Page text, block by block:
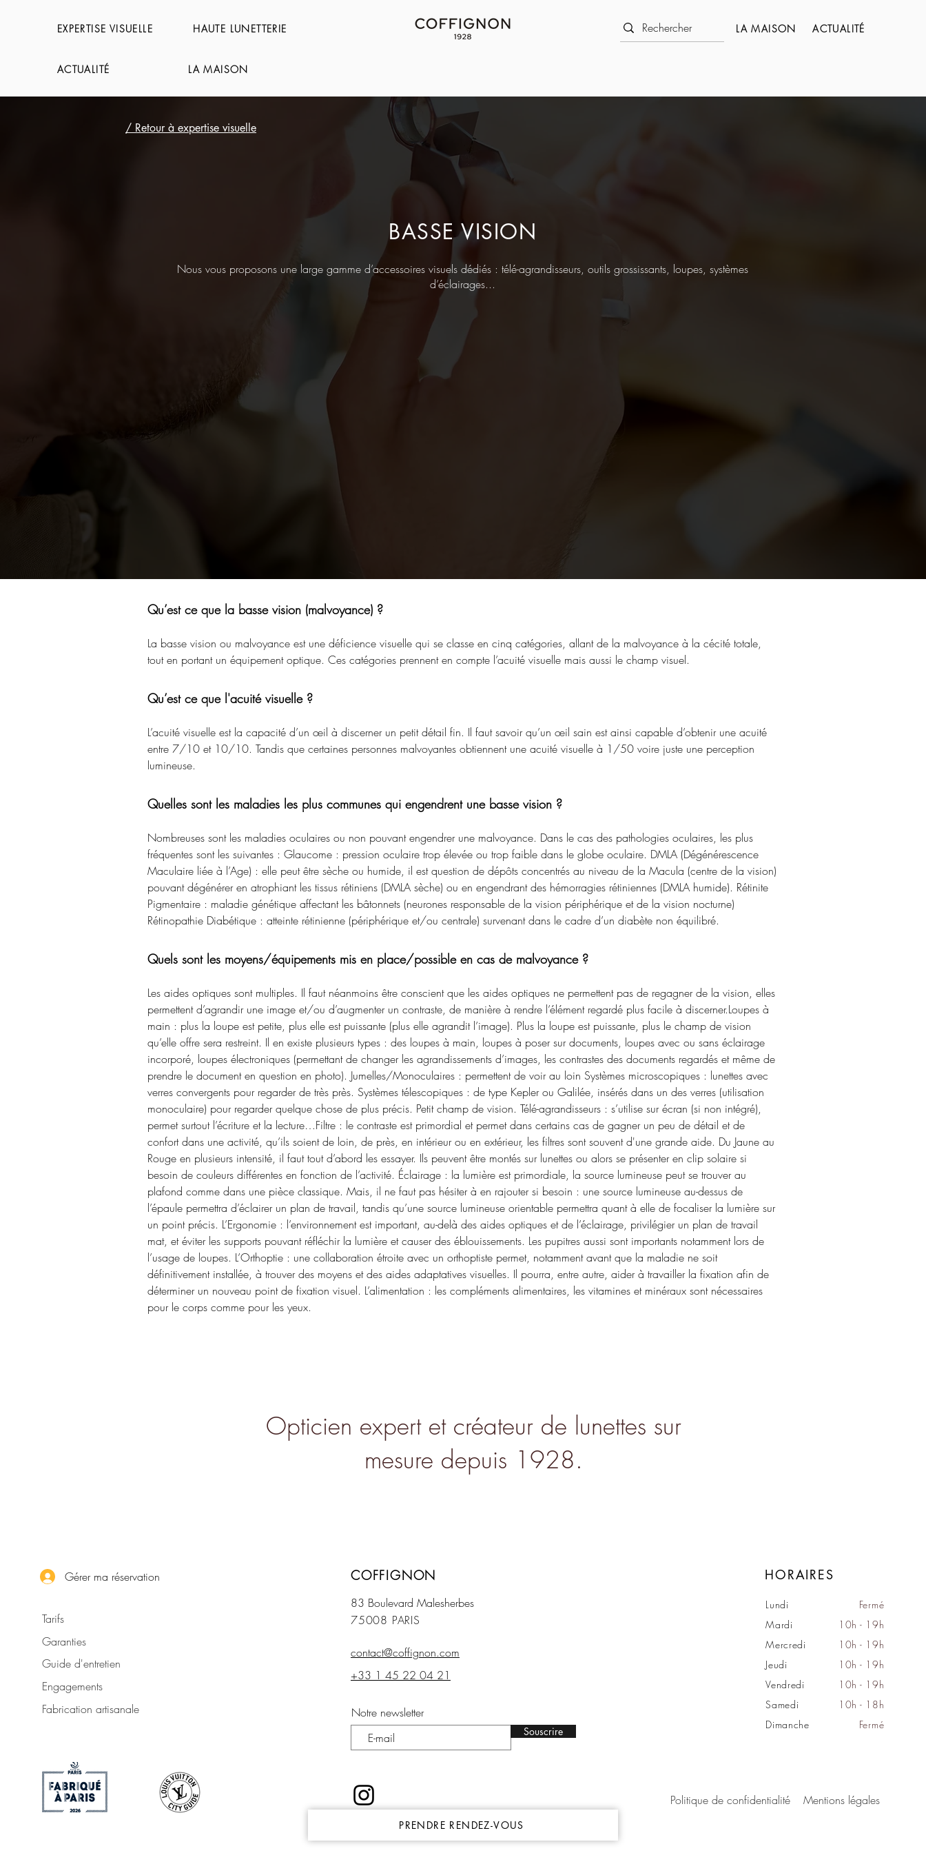
EXPERTISE VISUELLE HAUTE LUNETTERIE
ACTUALITÉ LA MAISON
LA MAISON ACTUALITÉ
/ Retour à expertise visuelle
BASSE VISION
Nous vous proposons une large gamme d’accessoires visuels dédiés : télé-agrandisseurs, outils grossissants, loupes, systèmes
d’éclairages...
Qu’est ce que la basse vision (malvoyance) ?
La basse vision ou malvoyance est une déficience visuelle qui se classe en cinq catégories, allant de la malvoyance à la cécité totale,
tout en portant un équipement optique. Ces catégories prennent en compte l’acuité visuelle mais aussi le champ visuel.
Qu’est ce que l'acuité visuelle ?
L’acuité visuelle est la capacité d’un œil à discerner un petit détail fin. Il faut savoir qu’un œil sain est ainsi capable d’obtenir une acuité
entre 7/10 et 10/10. Tandis que certaines personnes malvoyantes obtiennent une acuité visuelle à 1/50 voire juste une perception
lumineuse.
Quelles sont les maladies les plus communes qui engendrent une basse vision ?
Nombreuses sont les maladies oculaires ou non pouvant engendrer une malvoyance. Dans le cas des pathologies oculaires, les plus
fréquentes sont les suivantes : Glaucome : pression oculaire trop élevée ou trop faible dans le globe oculaire. DMLA (Dégénérescence
Maculaire liée à l’Age) : elle peut être sèche ou humide, il est question de dépôts concentrés au niveau de la Macula (centre de la vision)
pouvant dégénérer en atrophiant les tissus rétiniens (DMLA sèche) ou en engendrant des hémorragies rétiniennes (DMLA humide). Rétinite
Pigmentaire : maladie génétique affectant les bâtonnets (neurones responsable de la vision périphérique et de la vision nocturne)
Rétinopathie Diabétique : atteinte rétinienne (périphérique et/ou centrale) survenant dans le cadre d’un diabète non équilibré.
Quels sont les moyens/équipements mis en place/possible en cas de malvoyance ?
Les aides optiques sont multiples. Il faut néanmoins être conscient que les aides optiques ne permettent pas de regagner de la vision, elles
permettent d’agrandir une image et/ou d’augmenter un contraste, de manière à rendre l’élément regardé plus facile à discerner. ​ Loupes à
main : plus la loupe est petite, plus elle est puissante (plus elle agrandit l’image). Plus la loupe est puissante, plus le champ de vision
qu’elle offre sera restreint. Il en existe plusieurs types : des loupes à main, loupes à poser sur documents, loupes avec ou sans éclairage
incorporé, loupes électroniques (permettant de changer les agrandissements d’images, les contrastes des documents regardés et même de
prendre le document en question en photo). Jumelles/Monoculaires : permettent de voir au loin Systèmes microscopiques : lunettes avec
verres convergents pour regarder de très près. Systèmes télescopiques : de type Kepler ou Galilée, insérés dans un des verres (utilisation
monoculaire) pour regarder quelque chose de plus précis. Petit champ de vision. Télé-agrandisseurs : s’utilise sur écran (si non intégré),
permet surtout l’écriture et la lecture… ​ Filtre : le contraste est primordial et permet dans certains cas de gagner un peu de détail et de
confort dans une activité, qu’ils soient de loin, de près, en intérieur ou en extérieur, les filtres sont souvent d'une grande aide. Du Jaune au
Rouge en plusieurs intensité, il faut tout d’abord les essayer. Ils peuvent être montés sur lunettes ou alors se présenter en clip solaire si
besoin de couleurs différentes en fonction de l’activité. Éclairage : la lumière est primordiale, la source lumineuse peut se trouver au
plafond comme dans une pièce classique. Mais, il ne faut pas hésiter à en rajouter si besoin : une source lumineuse au-dessus de
l’épaule permettra d’éclairer un plan de travail, tandis qu’une source lumineuse orientable permettra quant à elle de focaliser la lumière sur
un point précis. L’Ergonomie : l’environnement est important, au-delà des aides optiques et de l’éclairage, privilégier un plan de travail
mat, et éviter les supports pouvant réfléchir la lumière et causer des éblouissements. Les pupitres aussi sont importants notamment lors de
l’usage de loupes. L’Orthoptie : une collaboration étroite avec un orthoptiste permet, notamment avant que la maladie ne soit
définitivement installée, à trouver des moyens et des aides adaptatives visuelles. Il pourra, entre autre, aider à travailler la fixation afin de
déterminer un nouveau point de fixation visuel. L’alimentation : les compléments alimentaires, les vitamines et minéraux sont nécessaires
pour le corps comme pour les yeux.
PRENDRE RENDEZ-VOUS
Opticien expert et créateur de lunettes sur
mesure depuis 1928.
Gérer ma réservation
Tarifs
Garanties
Guide d'entretien
Engagements
Fabrication artisanale
COFFIGNON
83 Boulevard Malesherbes
75008 PARIS
contact@coffignon.com
+33 1 45 22 04 21
Notre newsletter
Souscrire
HORAIRES
Lundi
Mardi
Mercredi
Jeudi
Vendredi
Samedi
Dimanche
Fermé
10h - 19h
10h - 19h
10h - 19h
10h - 19h
10h - 18h
Fermé
Politique de confidentialité Mentions légales